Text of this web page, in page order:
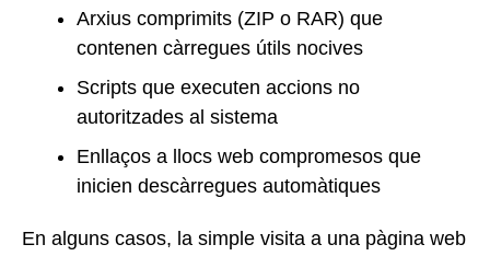
Arxius comprimits (ZIP o RAR) que
contenen càrregues útils nocives
Scripts que executen accions no
autoritzades al sistema
Enllaços a llocs web compromesos que
inicien descàrregues automàtiques
En alguns casos, la simple visita a una pàgina web